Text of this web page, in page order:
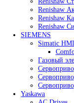
Renishaw
CMM
SIEMENS
Simatic